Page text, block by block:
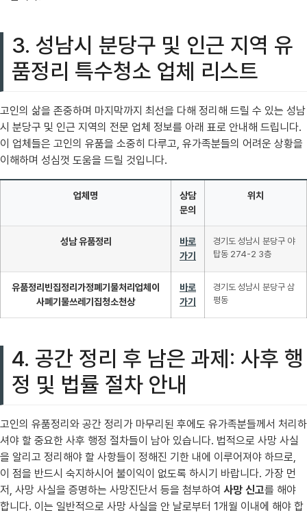
3. 성남시 분당구 및 인근 지역 유
품정리 특수청소 업체 리스트
고인의 삶을 존중하며 마지막까지 최선을 다해 정리해 드릴 수 있는 성남
시 분당구 및 인근 지역의 전문 업체 정보를 아래 표로 안내해 드립니다.
이 업체들은 고인의 유품을 소중히 다루고, 유가족분들의 어려운 상황을
이해하며 성심껏 도움을 드릴 것입니다.
업체명
상담
문의
위치
성남 유품정리
바로
가기
경기도 성남시 분당구 야
탑동 274-2 3층
유품정리빈집정리가정폐기물처리업체이
사폐기물쓰레기집청소천상
바로
가기
경기도 성남시 분당구 삼
평동
4. 공간 정리 후 남은 과제: 사후 행
정 및 법률 절차 안내
고인의 유품정리와 공간 정리가 마무리된 후에도 유가족분들께서 처리하
셔야 할 중요한 사후 행정 절차들이 남아 있습니다. 법적으로 사망 사실
을 알리고 정리해야 할 사항들이 정해진 기한 내에 이루어져야 하므로,
이 점을 반드시 숙지하시어 불이익이 없도록 하시기 바랍니다. 가장 먼
저, 사망 사실을 증명하는 사망진단서 등을 첨부하여 사망 신고를 해야
합니다. 이는 일반적으로 사망 사실을 안 날로부터 1개월 이내에 해야 합